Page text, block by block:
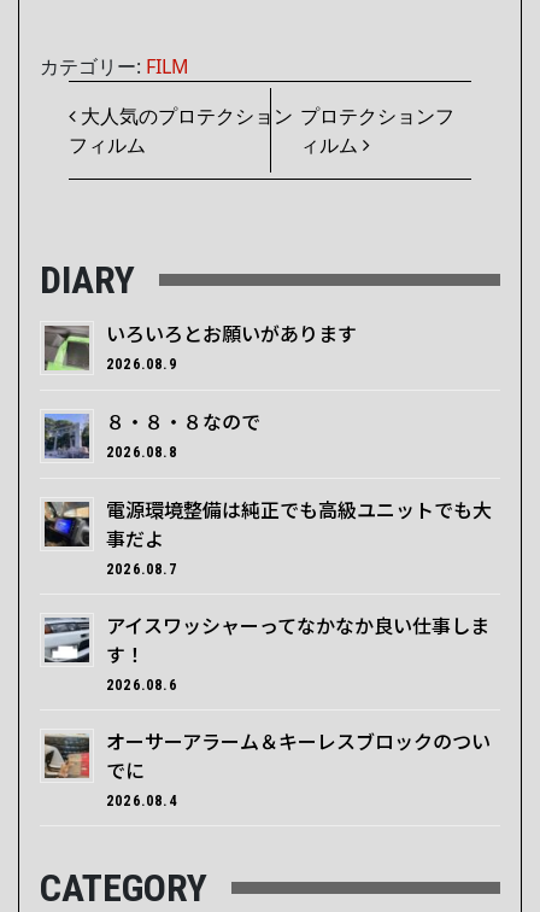
カテゴリー: FILM
投稿ナビゲーション
大人気のプロテクション
フィルム
プロテクションフ
ィルム
DIARY
いろいろとお願いがあります
2026.08.9
８・８・８なので
2026.08.8
電源環境整備は純正でも高級ユニットでも大
事だよ
2026.08.7
アイスワッシャーってなかなか良い仕事しま
す！
2026.08.6
オーサーアラーム＆キーレスブロックのつい
でに
2026.08.4
CATEGORY